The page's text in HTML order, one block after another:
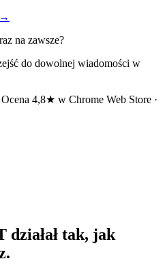
→
na zawsze?
do dowolnej wiadomości w
4,8★ w Chrome Web Store ·
działał tak, jak